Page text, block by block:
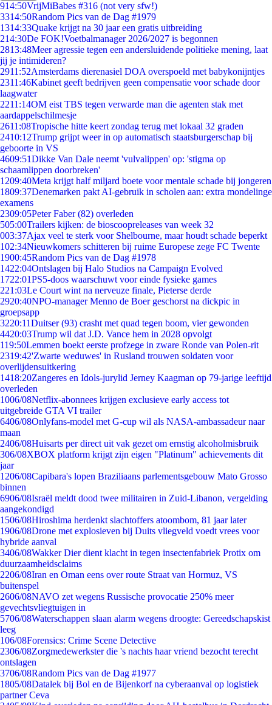
914:50VrijMiBabes #316 (not very sfw!)
3314:50Random Pics van de Dag #1979
1314:33Quake krijgt na 30 jaar een gratis uitbreiding
214:30De FOK!Voetbalmanager 2026/2027 is begonnen
2813:48Meer agressie tegen een andersluidende politieke mening, laat
jij je intimideren?
2911:52Amsterdams dierenasiel DOA overspoeld met babykonijntjes
2311:46Kabinet geeft bedrijven geen compensatie voor schade door
laagwater
2211:14OM eist TBS tegen verwarde man die agenten stak met
aardappelschilmesje
2611:08Tropische hitte keert zondag terug met lokaal 32 graden
2410:12Trump grijpt weer in op automatisch staatsburgerschap bij
geboorte in VS
4609:51Dikke Van Dale neemt 'vulvalippen' op: 'stigma op
schaamlippen doorbreken'
1209:40Meta krijgt half miljard boete voor mentale schade bij jongeren
1809:37Denemarken pakt AI-gebruik in scholen aan: extra mondelinge
examens
2309:05Peter Faber (82) overleden
505:00Trailers kijken: de bioscoopreleases van week 32
003:37Ajax veel te sterk voor Shelbourne, maar houdt schade beperkt
102:34Nieuwkomers schitteren bij ruime Europese zege FC Twente
1900:45Random Pics van de Dag #1978
1422:04Ontslagen bij Halo Studios na Campaign Evolved
1722:01PS5-doos waarschuwt voor einde fysieke games
221:03Le Court wint na nerveuze finale, Pieterse derde
2920:40NPO-manager Menno de Boer geschorst na dickpic in
groepsapp
3220:11Duitser (93) crasht met quad tegen boom, vier gewonden
4420:03Trump wil dat J.D. Vance hem in 2028 opvolgt
119:50Lemmen boekt eerste profzege in zware Ronde van Polen-rit
2319:42'Zwarte weduwes' in Rusland trouwen soldaten voor
overlijdensuitkering
1418:20Zangeres en Idols-jurylid Jerney Kaagman op 79-jarige leeftijd
overleden
1006/08Netflix-abonnees krijgen exclusieve early access tot
uitgebreide GTA VI trailer
6406/08Onlyfans-model met G-cup wil als NASA-ambassadeur naar
maan
2406/08Huisarts per direct uit vak gezet om ernstig alcoholmisbruik
306/08XBOX platform krijgt zijn eigen "Platinum" achievements dit
jaar
1206/08Capibara's lopen Braziliaans parlementsgebouw Mato Grosso
binnen
6906/08Israël meldt dood twee militairen in Zuid-Libanon, vergelding
aangekondigd
1506/08Hiroshima herdenkt slachtoffers atoombom, 81 jaar later
1906/08Drone met explosieven bij Duits vliegveld voedt vrees voor
hybride aanval
3406/08Wakker Dier dient klacht in tegen insectenfabriek Protix om
duurzaamheidsclaims
2206/08Iran en Oman eens over route Straat van Hormuz, VS
buitenspel
2606/08NAVO zet wegens Russische provocatie 250% meer
gevechtsvliegtuigen in
5706/08Waterschappen slaan alarm wegens droogte: Gereedschapskist
leeg
106/08Forensics: Crime Scene Detective
2306/08Zorgmedewerkster die 's nachts haar vriend bezocht terecht
ontslagen
3706/08Random Pics van de Dag #1977
1805/08Datalek bij Bol en de Bijenkorf na cyberaanval op logistiek
partner Ceva